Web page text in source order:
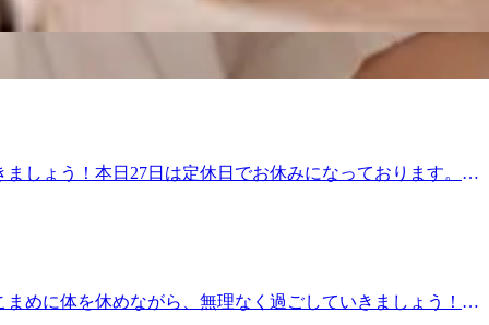
り2駅
準備していきましょう！さて、本日の空き状況です。60
。..:゜:..。o○☆○o。..:゜:..。o○☆○o。マッサージのように気
ませんか?ぜひこの機会にリラクの肩甲骨ストレッチ
池上店平
徒歩4分♪、蒲田駅より2駅
しょう！本日27日は定休日でお休みになっております。ご
づらいお身体づくりをサポート致します!”予防”のボディ
、スタッフ一同心よりお待ちしております。
6-3-3東京堂ビル1F【アクセス】東急池上線「池上
めに体を休めながら、無理なく過ごしていきましょう！さ